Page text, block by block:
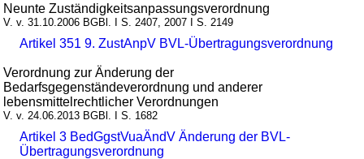
Neunte Zuständigkeitsanpassungsverordnung
V. v. 31.10.2006 BGBl. I S. 2407, 2007 I S. 2149
Artikel 351 9. ZustAnpV BVL-Übertragungsverordnung
Verordnung zur Änderung der
Bedarfsgegenständeverordnung und anderer
lebensmittelrechtlicher Verordnungen
V. v. 24.06.2013 BGBl. I S. 1682
Artikel 3 BedGgstVuaÄndV Änderung der BVL-
Übertragungsverordnung